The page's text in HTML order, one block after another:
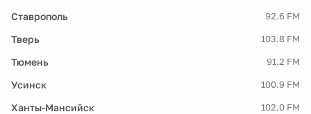
Ставрополь 92.6 FM
Тверь 103.8 FM
Тюмень 91.2 FM
Усинск 100.9 FM
Ханты-Мансийск 102.0 FM